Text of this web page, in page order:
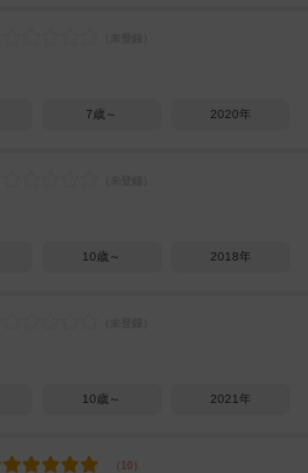
7歳～ 2020年
10歳～ 2018年
10歳～ 2021年